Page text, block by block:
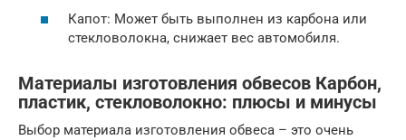
Капот: Может быть выполнен из карбона или
стекловолокна, снижает вес автомобиля.
Материалы изготовления обвесов Карбон,
пластик, стекловолокно: плюсы и минусы
Выбор материала изготовления обвеса – это очень